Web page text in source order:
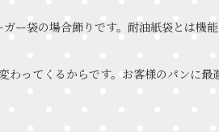
袋の場合飾りです。耐油紙袋とは機能
ってくるからです。お客様のパンに最